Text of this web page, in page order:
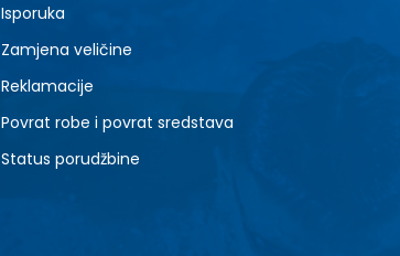
Isporuka
Zamjena veličine
Reklamacije
Povrat robe i povrat sredstava
Status porudžbine